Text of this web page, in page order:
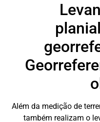
Além da medição de
também realizam o